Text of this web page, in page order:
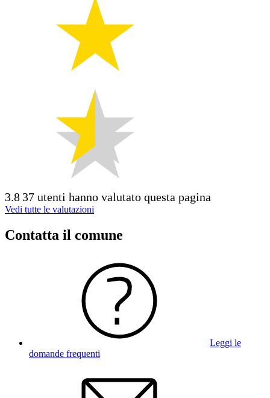
3.8 37 utenti hanno valutato questa pagina
Vedi tutte le valutazioni
Contatta il comune
Leggi le
domande frequenti